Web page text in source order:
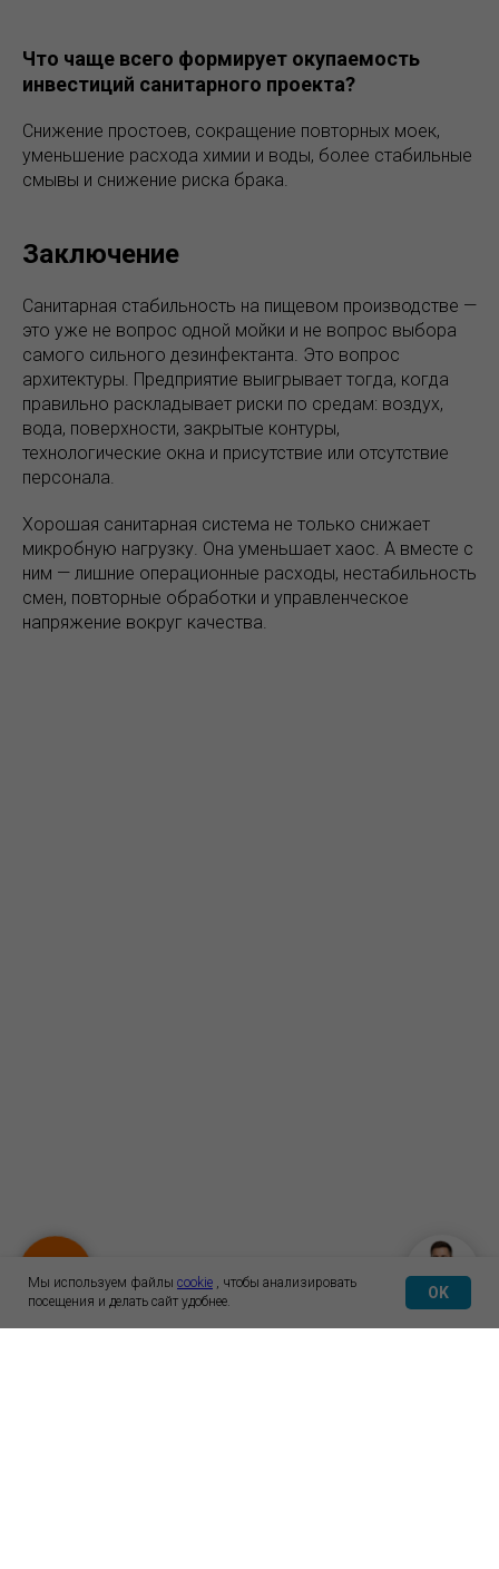
Что чаще всего формирует окупаемость
инвестиций санитарного проекта?
Снижение простоев, сокращение повторных моек,
уменьшение расхода химии и воды, более стабильные
смывы и снижение риска брака.
Заключение
Санитарная стабильность на пищевом производстве —
это уже не вопрос одной мойки и не вопрос выбора
самого сильного дезинфектанта. Это вопрос
архитектуры. Предприятие выигрывает тогда, когда
правильно раскладывает риски по средам: воздух,
вода, поверхности, закрытые контуры,
технологические окна и присутствие или отсутствие
персонала.
Хорошая санитарная система не только снижает
микробную нагрузку. Она уменьшает хаос. А вместе с
ним — лишние операционные расходы, нестабильность
смен, повторные обработки и управленческое
напряжение вокруг качества.
Мы используем файлы cookie , чтобы анализировать
посещения и делать сайт удобнее.
OK